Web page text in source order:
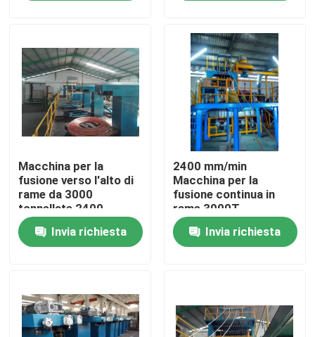
Su di noi
Visita alla fabbrica
Contattaci
Chiedi un preventivo
Macchine per estrusore di filo
Macchina per la
fusione verso l'alto di
rame da 3000
tonnellate 2400
mm/min
Invia richiesta
2400 mm/min
Macchina per la
fusione continua in
rame 3000T
Invia richiesta